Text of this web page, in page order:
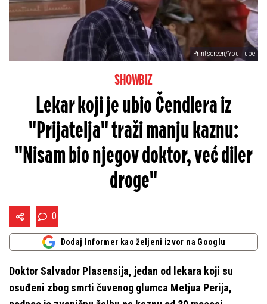
Printscreen/You Tube
SHOWBIZ
Lekar koji je ubio Čendlera iz
"Prijatelja" traži manju kaznu:
"Nisam bio njegov doktor, već diler
droge"
0
Dodaj Informer kao željeni izvor na Googlu
Doktor Salvador Plasensija, jedan od lekara koji su
osuđeni zbog smrti čuvenog glumca Metjua Perija,